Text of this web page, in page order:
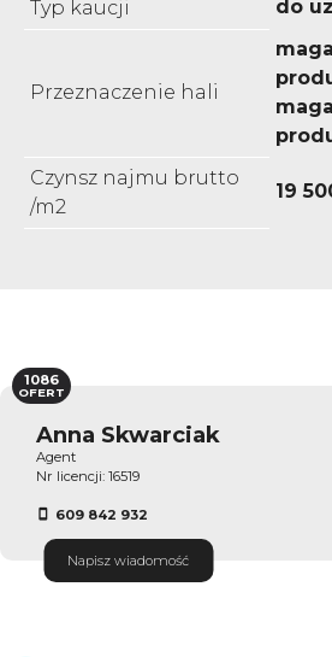
Typ kaucji
do
Przeznaczenie hali
Czynsz najmu brutto
/m2
19
Anna Skwarciak
Agent
Nr licencji: 16519
609 842 932
Napisz wiadomość
1086
OFERT